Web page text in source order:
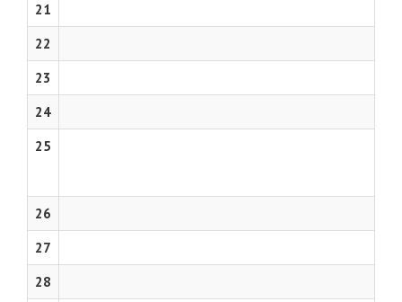
21
22
23
24
25
26
27
28